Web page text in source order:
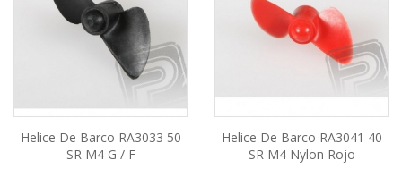
Helice De Barco RA3033 50
SR M4 G / F
Helice De Barco RA3041 40
SR M4 Nylon Rojo